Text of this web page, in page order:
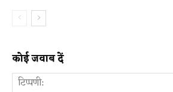
कोई जवाब दें